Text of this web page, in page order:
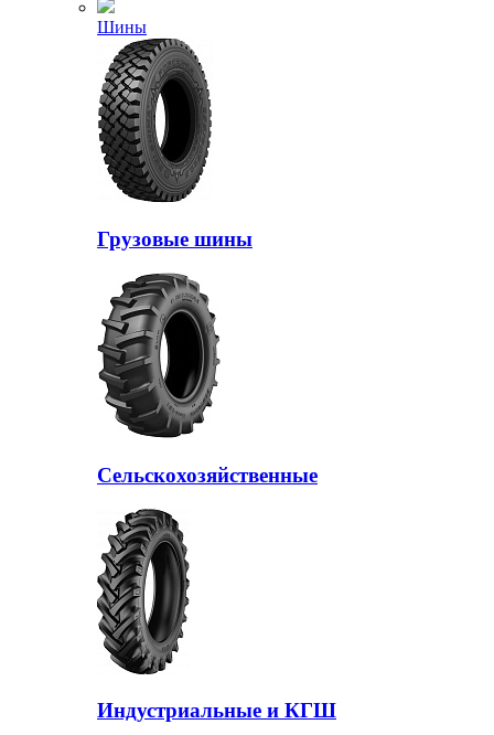
Шины
Грузовые шины
Сельскохозяйственные
Индустриальные и КГШ